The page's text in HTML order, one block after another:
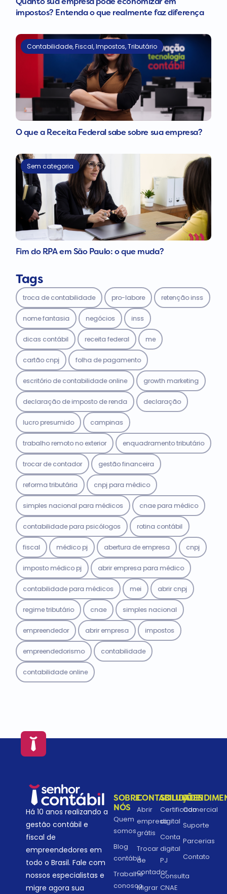
Quanto sua empresa pode economizar em
impostos? Entenda o que realmente faz diferença
Contabilidade,Fiscal,Impostos,Tributário
O que a Receita Federal sabe sobre sua empresa?
Sem categoria
Fim do RPA em São Paulo: o que muda?
Tags
troca de contabilidade pro-labore retenção inss
nome fantasia negócios inss
dicas contábil receita federal me
cartão cnpj folha de pagamento
escritório de contabilidade online growth marketing
declaração de imposto de renda declaração
lucro presumido campinas
trabalho remoto no exterior enquadramento tributário
trocar de contador gestão financeira
reforma tributária cnpj para médico
simples nacional para médicos cnae para médico
contabilidade para psicólogos rotina contábil
fiscal médico pj abertura de empresa cnpj
imposto médico pj abrir empresa para médico
contabilidade para médicos mei abrir cnpj
regime tributário cnae simples nacional
empreendedor abrir empresa impostos
empreendedorismo contabilidade
contabilidade online
Há 10 anos realizando a
gestão contábil e
fiscal de
empreendedores em
todo o Brasil. Fale com
nossos especialistas e
migre agora sua
SOBRE
NÓS
Quem
somos
Blog
contábil
Trabalhe
conosco
CONTABILIDADE
Abrir
empresa
grátis
Trocar
de
contador
Migrar
SOLUÇÕES
Certificado
digital
Conta
digital
PJ
Consulta
CNAE
Comercial
Suporte
Parcerias
Contato